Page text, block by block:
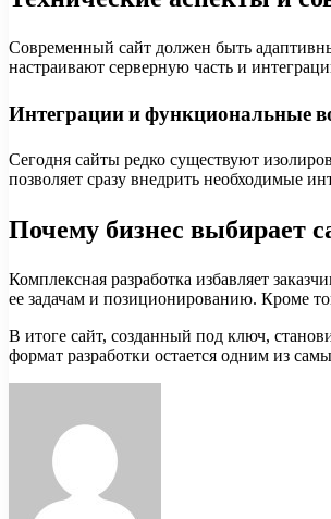
Современный сайт должен быть
настраивают серверную часть и
Интеграции и функциональные
Сегодня сайты редко существуют
позволяет сразу внедрить необходимые
Почему бизнес выбирает
Комплексная разработка избавляет
ее задачам и позиционированию. Кроме
В итоге сайт, созданный под ключ,
формат разработки остается одним из